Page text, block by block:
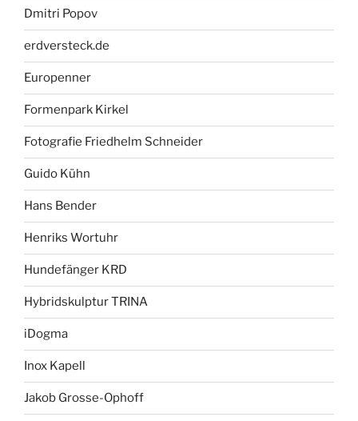
Dmitri Popov
erdversteck.de
Europenner
Formenpark Kirkel
Fotografie Friedhelm Schneider
Guido Kühn
Hans Bender
Henriks Wortuhr
Hundefänger KRD
Hybridskulptur TRINA
iDogma
Inox Kapell
Jakob Grosse-Ophoff